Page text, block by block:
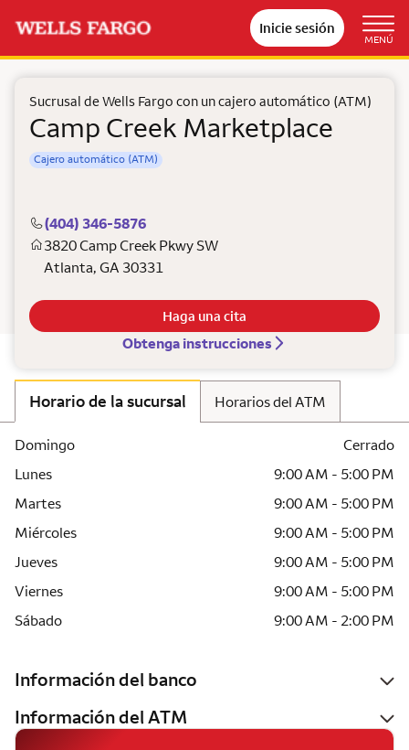
Inicie sesión
MENÚ
Sucrusal de Wells Fargo con un cajero automático (ATM)
Camp Creek Marketplace
Cajero automático (ATM)
(404) 346-5876
3820 Camp Creek Pkwy SW
Atlanta, GA 30331
Obtenga instrucciones
Haga una cita
Horario de la sucursal Horarios del ATM
Domingo
Cerrado
Lunes
9:00 AM - 5:00 PM
Martes
9:00 AM - 5:00 PM
Miércoles
9:00 AM - 5:00 PM
Jueves
9:00 AM - 5:00 PM
Viernes
9:00 AM - 5:00 PM
Sábado
9:00 AM - 2:00 PM
Información del banco
Información del ATM